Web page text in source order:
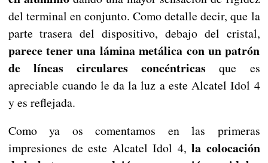
del terminal en conjunto. Como detalle decir, que la
parte trasera del dispositivo, debajo del cristal,
parece tener una lámina metálica con un patrón
de líneas circulares concéntricas que es
apreciable cuando le da la luz a este Alcatel Idol 4
y es reflejada.
Como ya os comentamos en las primeras
impresiones de este Alcatel Idol 4,la colocación